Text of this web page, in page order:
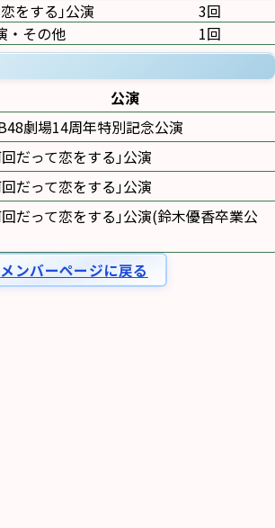
をする｣公演
3回
・その他
1回
公演
劇場14周年特別記念公演
だって恋をする｣公演
だって恋をする｣公演
回だって恋をする｣公演(鈴木優香卒業公
メンバーページに戻る